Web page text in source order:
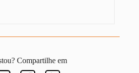
Compartilhe em